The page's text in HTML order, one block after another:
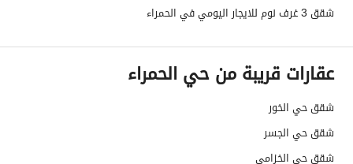
شقق 3 غرف نوم للايجار اليومي في الحمراء
عقارات قريبة من حي الحمراء
شقق حي الخور
شقق حي الجسر
شقق حي الخزامى